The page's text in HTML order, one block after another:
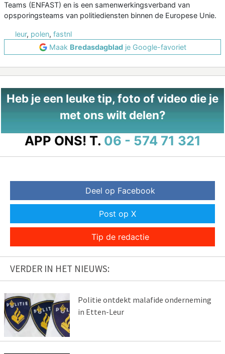
Teams (ENFAST) en is een samenwerkingsverband van
opsporingsteams van politiediensten binnen de Europese Unie.
leur, polen, fastnl
Maak Bredasdagbladje Google-favoriet
Heb je een leuke tip, foto of video die je
met ons wilt delen?
APP ONS! T. 06 - 574 71 321
Deel op Facebook
Post op X
Tip de redactie
VERDER IN HET NIEUWS:
Politie ontdekt malafide onderneming
in Etten-Leur